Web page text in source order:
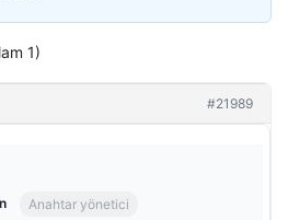
1)
#21989
Anahtar yönetici